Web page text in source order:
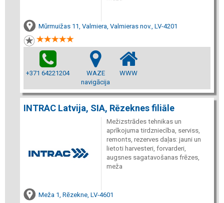
Mūrmuižas 11, Valmiera, Valmieras nov., LV-4201
+371 64221204
WAZE
navigācija
WWW
INTRAC Latvija, SIA, Rēzeknes filiāle
Mežizstrādes tehnikas un
aprīkojuma tirdzniecība, serviss,
remonts, rezerves daļas: jauni un
lietoti harvesteri, forvarderi,
augsnes sagatavošanas frēzes,
meža
Meža 1, Rēzekne, LV-4601